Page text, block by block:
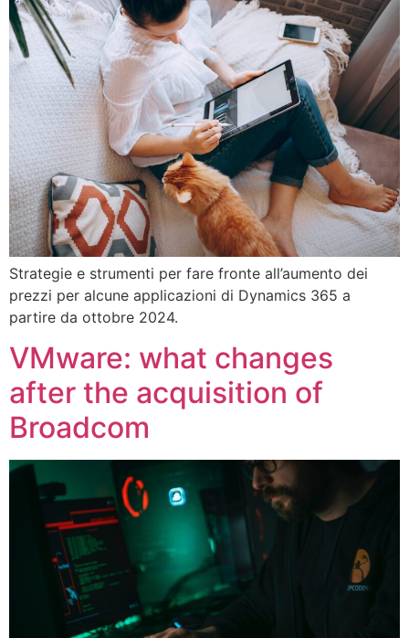
Strategie e strumenti per fare fronte all’aumento dei
prezzi per alcune applicazioni di Dynamics 365 a
partire da ottobre 2024.
VMware: what changes
after the acquisition of
Broadcom